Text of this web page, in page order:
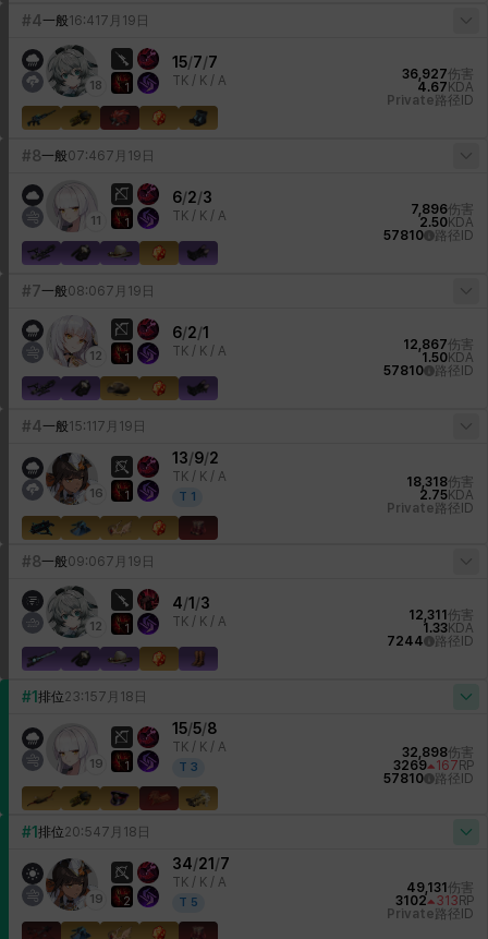
#4一般16:41 7月19日
18 1
15/7/7
TK / K / A 36,927伤害
4.67 KDA
Private 路径ID
#8一般07:467月19日
11 1
6/2/3
TK / K / A 7,896伤害
2.50KDA
57810
路径ID
#7一般08:067月19日
12 1
6/2/1
TK / K / A 12,867伤害
1.50KDA
57810
路径ID
#4一般15:11 7月19日
16 1
13/9/2
TK / K / A
T 1
18,318伤害
2.75KDA
Private 路径ID
#8一般09:067月19日
12 1
4/1 /3
TK / K / A 12,311 伤害
1.33KDA
7244
路径ID
#1 排位23:157月18日
19 1
15/5/8
TK / K / A
T 3
32,898伤害
3269
167 RP
57810
路径ID
#1 排位20:547月18日
19 2
34/21 /7
TK / K / A
T 5
49,131 伤害
3102
313 RP
Private 路径ID